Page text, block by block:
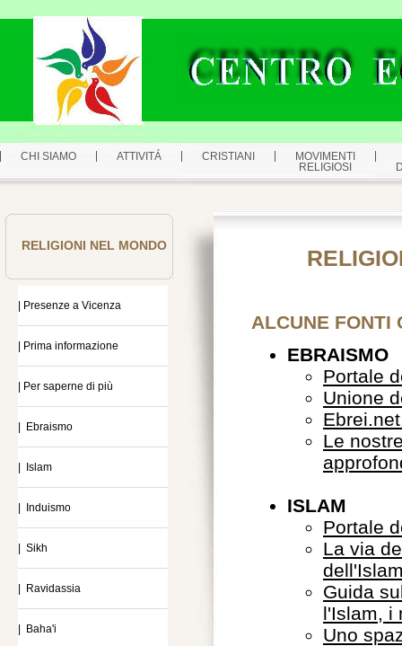
CHI SIAMO ATTIVITÁ CRISTIANI
MOVIMENTI
RELIGIOSI
RELIGIONI NEL MONDO
| Presenze a Vicenza
| Prima informazione
| Per saperne di più
| Ebraismo
| Islam
| Induismo
| Sikh
| Ravidassia
| Baha'i
ALCUNE FONTI
EBRAISMO
Portale
Unione
Le
ISLAM
Portale
La via
Guida
l'Islam, i
Uno